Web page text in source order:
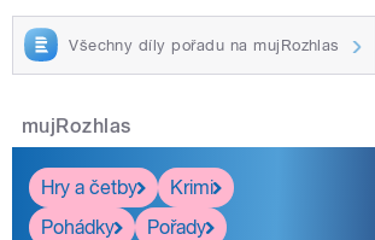
Všechny díly pořadu na mujRozhlas
mujRozhlas
Hry a četby
Krimi
Pohádky
Pořady